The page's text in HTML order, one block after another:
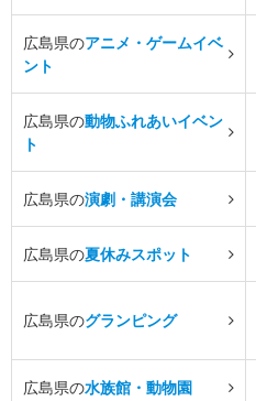
広島県のアニメ・ゲームイベ
ント
広島県の動物ふれあいイベン
ト
広島県の演劇・講演会
広島県の夏休みスポット
広島県のグランピング
広島県の水族館・動物園